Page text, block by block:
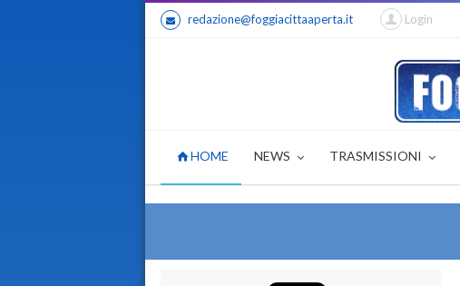
redazione@foggiacittaaperta.it Login
HOME NEWS TRASMISSIONI